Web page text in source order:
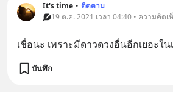
It's time • ติดตาม
19 ต.ค. 2021 เวลา 04:40 • ความคิดเ
เชื่อนะ เพราะมีดาวดวงอื่นอีกเยอะใ
บันทึก